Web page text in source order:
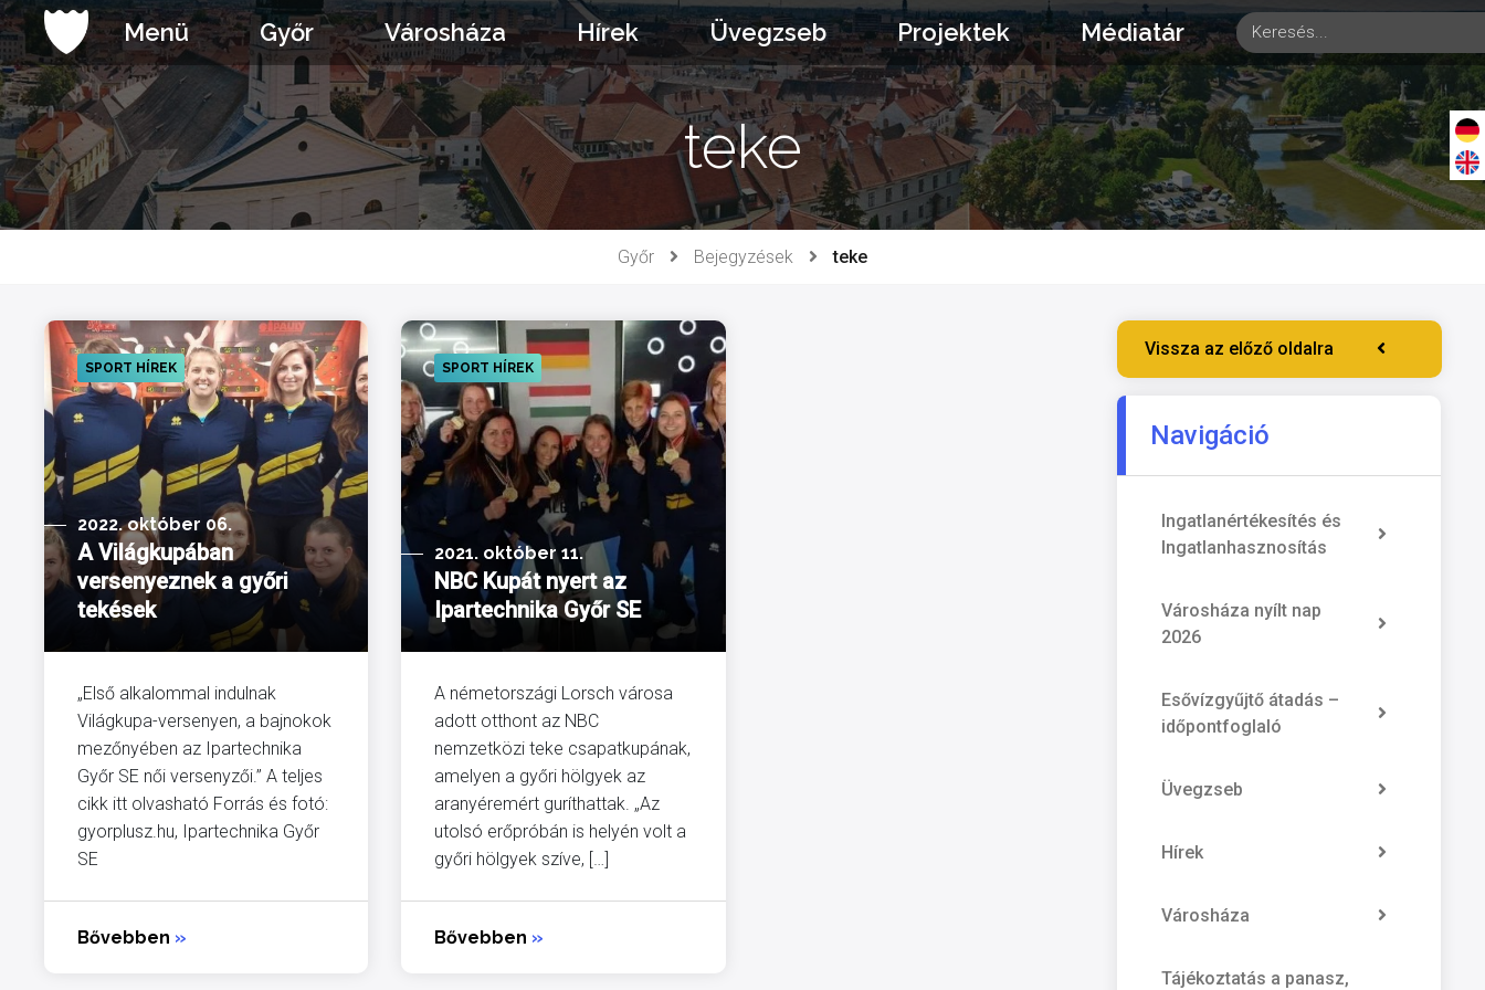
Ugrás
a
tartalomhoz
Menü Győr Városháza Hírek Üvegzseb Projektek Médiatár
teke
Győr Bejegyzések teke
SPORT HÍREK
2022. október 06.
A Világkupában
versenyeznek a győri
tekések
„Első alkalommal indulnak
Világkupa-versenyen, a bajnokok
mezőnyében az Ipartechnika
Győr SE női versenyzői.” A teljes
cikk itt olvasható Forrás és fotó:
gyorplusz.hu, Ipartechnika Győr
SE
Bővebben »
SPORT HÍREK
2021. október 11.
NBC Kupát nyert az
Ipartechnika Győr SE
A németországi Lorsch városa
adott otthont az NBC
nemzetközi teke csapatkupának,
amelyen a győri hölgyek az
aranyéremért guríthattak. „Az
utolsó erőpróbán is helyén volt a
győri hölgyek szíve, […]
Bővebben »
Vissza az előző oldalra
Navigáció
Ingatlanértékesítés és
Ingatlanhasznosítás
Városháza nyílt nap
2026
Esővízgyűjtő átadás –
időpontfoglaló
Üvegzseb
Hírek
Városháza
Tájékoztatás a panasz,